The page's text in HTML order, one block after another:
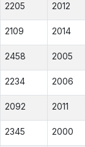
2205 2012
2109 2014
2458 2005
2234 2006
2092 2011
2345 2000